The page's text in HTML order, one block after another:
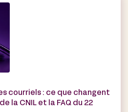
courriels : ce que changent
la CNIL et la FAQ du 22